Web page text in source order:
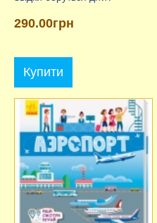
290.00грн
Купити